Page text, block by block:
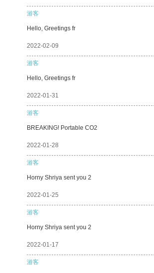
游客
Hello, Greetings fr
2022-02-09
游客
Hello, Greetings fr
2022-01-31
游客
BREAKING! Portable CO2
2022-01-28
游客
Horny Shriya sent you 2
2022-01-25
游客
Horny Shriya sent you 2
2022-01-17
游客